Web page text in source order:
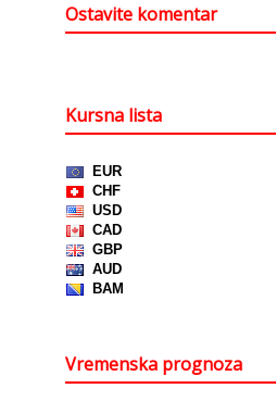
Ostavite komentar
Kursna lista
Vremenska prognoza